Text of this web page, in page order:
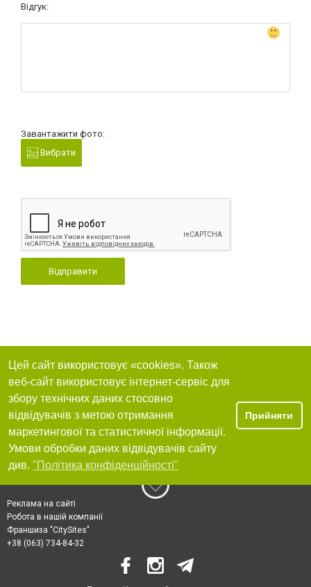
Відгук:
Завантажити фото:
Вибрати
Відправити
Цей сайт використовує «cookies». Також
веб-сайт використовує інтернет-сервіс для
збору технічних даних стосовно
відвідувачів з метою отримання
маркетингової та статистичної інформації.
Умови обробки даних відвідувачів сайту
див. "Політика конфіденційності"
Прийняти
Реклама на сайті
Робота в нашій компанії
Франшиза "CitySites"
+38 (063) 734-84-32